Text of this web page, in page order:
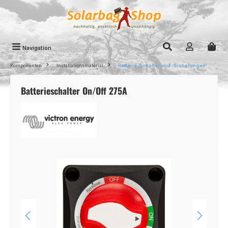
Zum Hauptinhalt springen
Navigation
Komponenten Installationsmaterial Batterie-Schalter und -Sicherungen
Batterieschalter On/Off 275A